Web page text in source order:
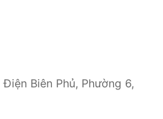
Điện Biên Phủ, Phường 6,